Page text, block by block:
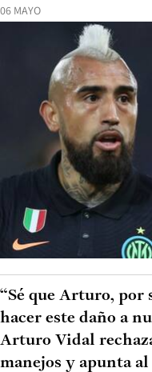
06 MAYO
“Sé que Arturo, por
hacer este daño a
Arturo Vidal
manejos y apunta